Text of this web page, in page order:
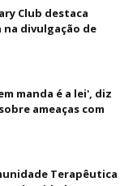
Club destaca
divulgação de
manda é a lei', diz
ameaças com
Terapêutica